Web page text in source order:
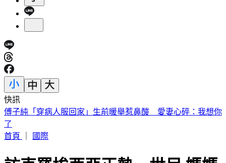
快訊
砍Gmail神功能 2027年起停止支援第三方帳號收寄信
首頁
訪克羅埃西亞正熱 世足.媽媽